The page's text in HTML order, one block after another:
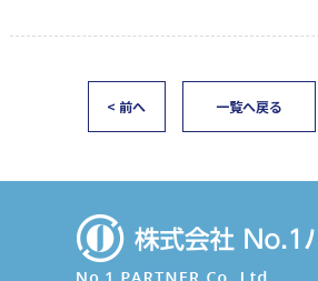
< 前へ 一覧へ戻る